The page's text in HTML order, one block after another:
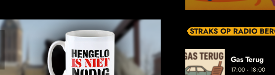
STRAKS OP RADIO
Gas Terug
17:00 - 18:00